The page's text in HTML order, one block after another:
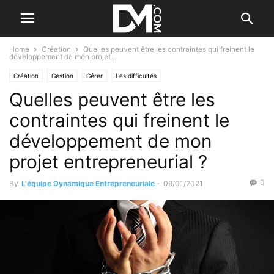
Home Création
Quelles peuvent être les contraintes qui freinent le
développement de mon projet...
Création Gestion Gérer Les difficultés
Quelles peuvent être les
contraintes qui freinent le
développement de mon
projet entrepreneurial ?
By L'équipe Dynamique Entrepreneuriale - 09/01/2021 0